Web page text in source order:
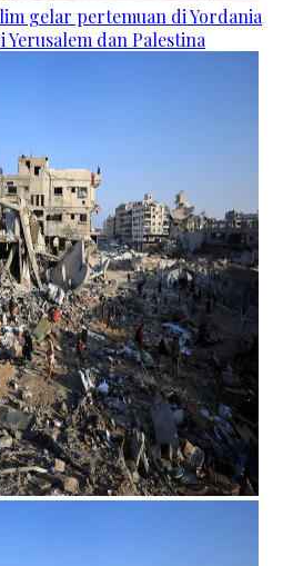
gelar pertemuan di Yordania
dan Palestina